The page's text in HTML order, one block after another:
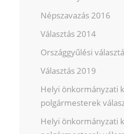
Népszavazás 2016
Választás 2014
Országgyűlési
Választás 2019
Helyi önkormányzati
polgármesterek
Helyi önkormányzati